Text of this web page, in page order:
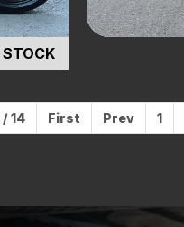
STOCK
/ 14 First Prev 1